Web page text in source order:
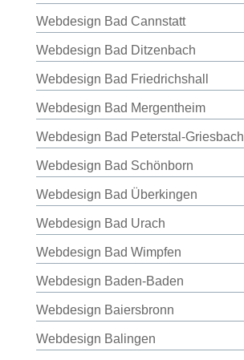
Webdesign Bad Cannstatt
Webdesign Bad Ditzenbach
Webdesign Bad Friedrichshall
Webdesign Bad Mergentheim
Webdesign Bad Peterstal-Griesbach
Webdesign Bad Schönborn
Webdesign Bad Überkingen
Webdesign Bad Urach
Webdesign Bad Wimpfen
Webdesign Baden-Baden
Webdesign Baiersbronn
Webdesign Balingen